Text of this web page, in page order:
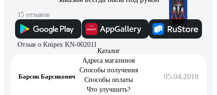
15 отзывов
Отзыв о Knipex KN-002011
Барсик Барсикович 05.04.2018
Каталог
Адреса магазинов
Способы получения
Способы оплаты
Что улучшить?